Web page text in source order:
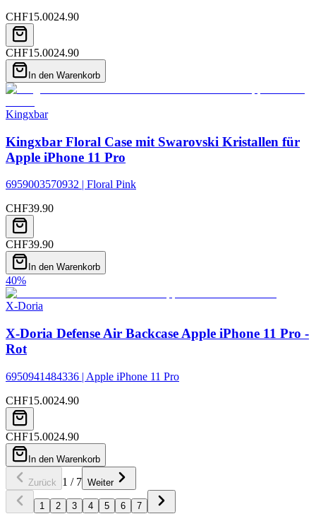
CHF15.0024.90
CHF15.0024.90
In den Warenkorb
Kingxbar
Kingxbar Floral Case mit Swarovski Kristallen für
Apple iPhone 11 Pro
6959003570932 | Floral Pink
CHF39.90
CHF39.90
In den Warenkorb
40%
X-Doria
X-Doria Defense Air Backcase Apple iPhone 11 Pro -
Rot
6950941484336 | Apple iPhone 11 Pro
CHF15.0024.90
CHF15.0024.90
In den Warenkorb
Zurück 1 / 7 Weiter
1 2 3 4 5 6 7